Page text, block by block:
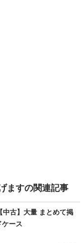
ますの関連記事
中古】大量 まとめて掲
ース